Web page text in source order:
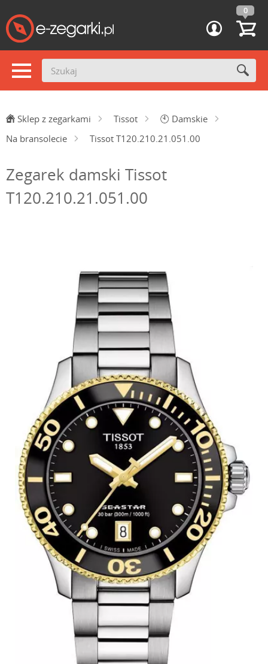
0
Sklep z zegarkami Tissot 🕙 Damskie
Na bransolecie
Tissot T120.210.21.051.00
Zegarek damski Tissot
T120.210.21.051.00